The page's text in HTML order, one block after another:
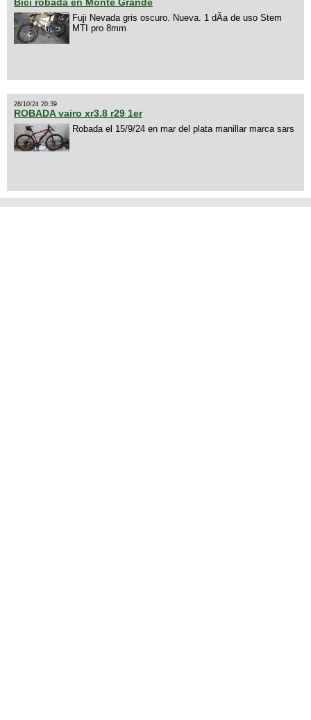
Bici robada en Monte Grande
Fuji Nevada gris oscuro. Nueva. 1 dÃ­a de uso Stem
MTI pro 8mm
28/10/24 20:39
ROBADA vairo xr3.8 r29 1er
Robada el 15/9/24 en mar del plata manillar marca sars